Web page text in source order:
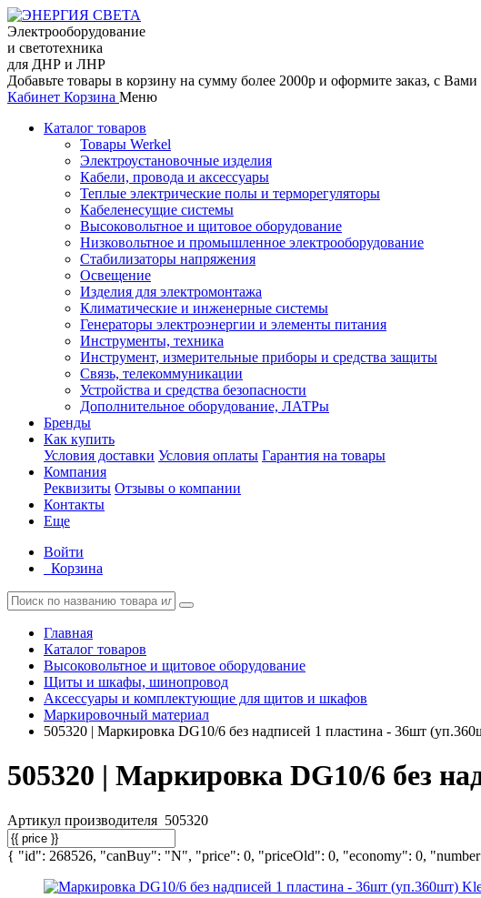
Электрооборудование
и светотехника
для ДНР и ЛНР
Добавьте товары в корзину на сумму более 2000р и оформите заказ, с
Кабинет Корзина Меню
Каталог товаров
Товары Werkel
Электроустановочные изделия
Кабели, провода и аксессуары
Теплые электрические полы и терморегуляторы
Кабеленесущие системы
Высоковольтное и щитовое оборудование
Низковольтное и промышленное электрооборудование
Стабилизаторы напряжения
Освещение
Изделия для электромонтажа
Климатические и инженерные системы
Генераторы электроэнергии и элементы питания
Инструменты, техника
Инструмент, измерительные приборы и средства защиты
Связь, телекоммуникации
Устройства и средства безопасности
Дополнительное оборудование, ЛАТРы
Бренды
Как купить
Условия доставки Условия оплаты Гарантия на товары
Компания
Реквизиты Отзывы о компании
Контакты
Еще
Войти
Корзина
Главная
Каталог товаров
Высоковольтное и щитовое оборудование
Щиты и шкафы, шинопровод
Аксессуары и комплектующие для щитов и шкафов
Маркировочный материал
505320 | Маркировка DG10/6 без надписей 1 пластина - 36шт
505320 | Маркировка DG10/6 без
Артикул производителя 505320
{ "id": 268526, "canBuy": "N", "price": 0, "priceOld": 0, "economy": 0,